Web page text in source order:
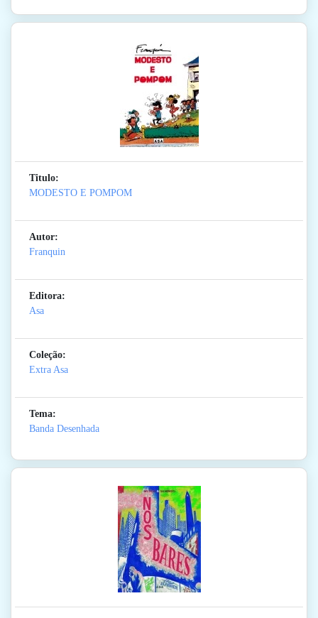
Titulo:
MODESTO E POMPOM
Autor:
Franquin
Editora:
Asa
Coleção:
Extra Asa
Tema:
Banda Desenhada